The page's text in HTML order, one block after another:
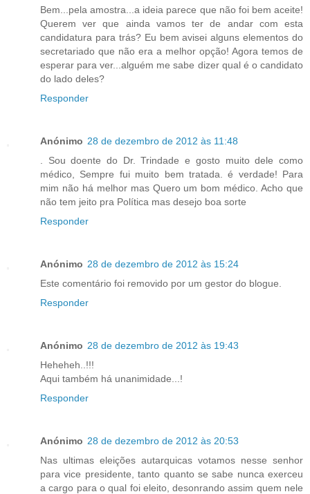
Bem...pela amostra...a ideia parece que não foi bem aceite!
Querem ver que ainda vamos ter de andar com esta
candidatura para trás? Eu bem avisei alguns elementos do
secretariado que não era a melhor opção! Agora temos de
esperar para ver...alguém me sabe dizer qual é o candidato
do lado deles?
Responder
Anónimo 28 de dezembro de 2012 às 11:48
. Sou doente do Dr. Trindade e gosto muito dele como
médico, Sempre fui muito bem tratada. é verdade! Para
mim não há melhor mas Quero um bom médico. Acho que
não tem jeito pra Política mas desejo boa sorte
Responder
Anónimo 28 de dezembro de 2012 às 15:24
Este comentário foi removido por um gestor do blogue.
Responder
Anónimo 28 de dezembro de 2012 às 19:43
Heheheh..!!!
Aqui também há unanimidade...!
Responder
Anónimo 28 de dezembro de 2012 às 20:53
Nas ultimas eleições autarquicas votamos nesse senhor
para vice presidente, tanto quanto se sabe nunca exerceu
a cargo para o qual foi eleito, desonrando assim quem nele